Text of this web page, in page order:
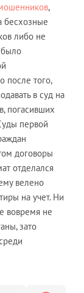
,
бесхозные
либо не
после того,
в суд на
погасивших
первой
договоры
отделался
велено
на учет. Ни
вовремя не
зато